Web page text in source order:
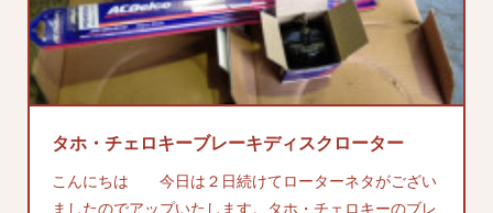
タホ・チェロキーブレーキディスクローター
こんにちは 今日は２日続けてローターネタがござい
ましたのでアップいたします。タホ・チェロキーのブレ